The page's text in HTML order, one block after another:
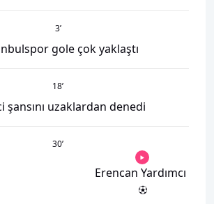
3’
gole çok yaklaştı
18’
şansını uzaklardan denedi
30’
Erencan Yardımcı